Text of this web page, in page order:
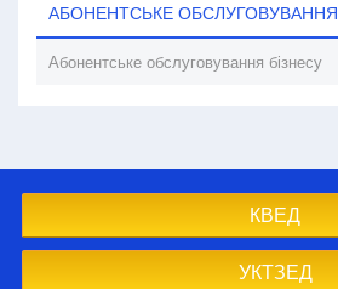
АБОНЕНТСЬКЕ ОБСЛУГОВУВАННЯ
Абонентське обслуговування бізнесу
КВЕД
УКТЗЕД